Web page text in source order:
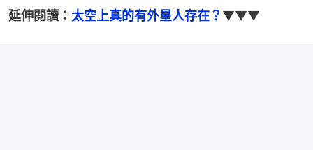
延伸閱讀： 太空上真的有外星人存在？ ▼▼▼